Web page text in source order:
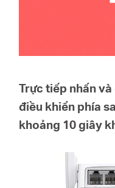
Trực tiếp nhấn
điều khiển phía
khoảng 10 giây